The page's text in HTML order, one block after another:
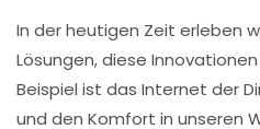
In der heutigen Zeit erleben
Lösungen, diese
Beispiel ist das Internet der
und den Komfort in unseren